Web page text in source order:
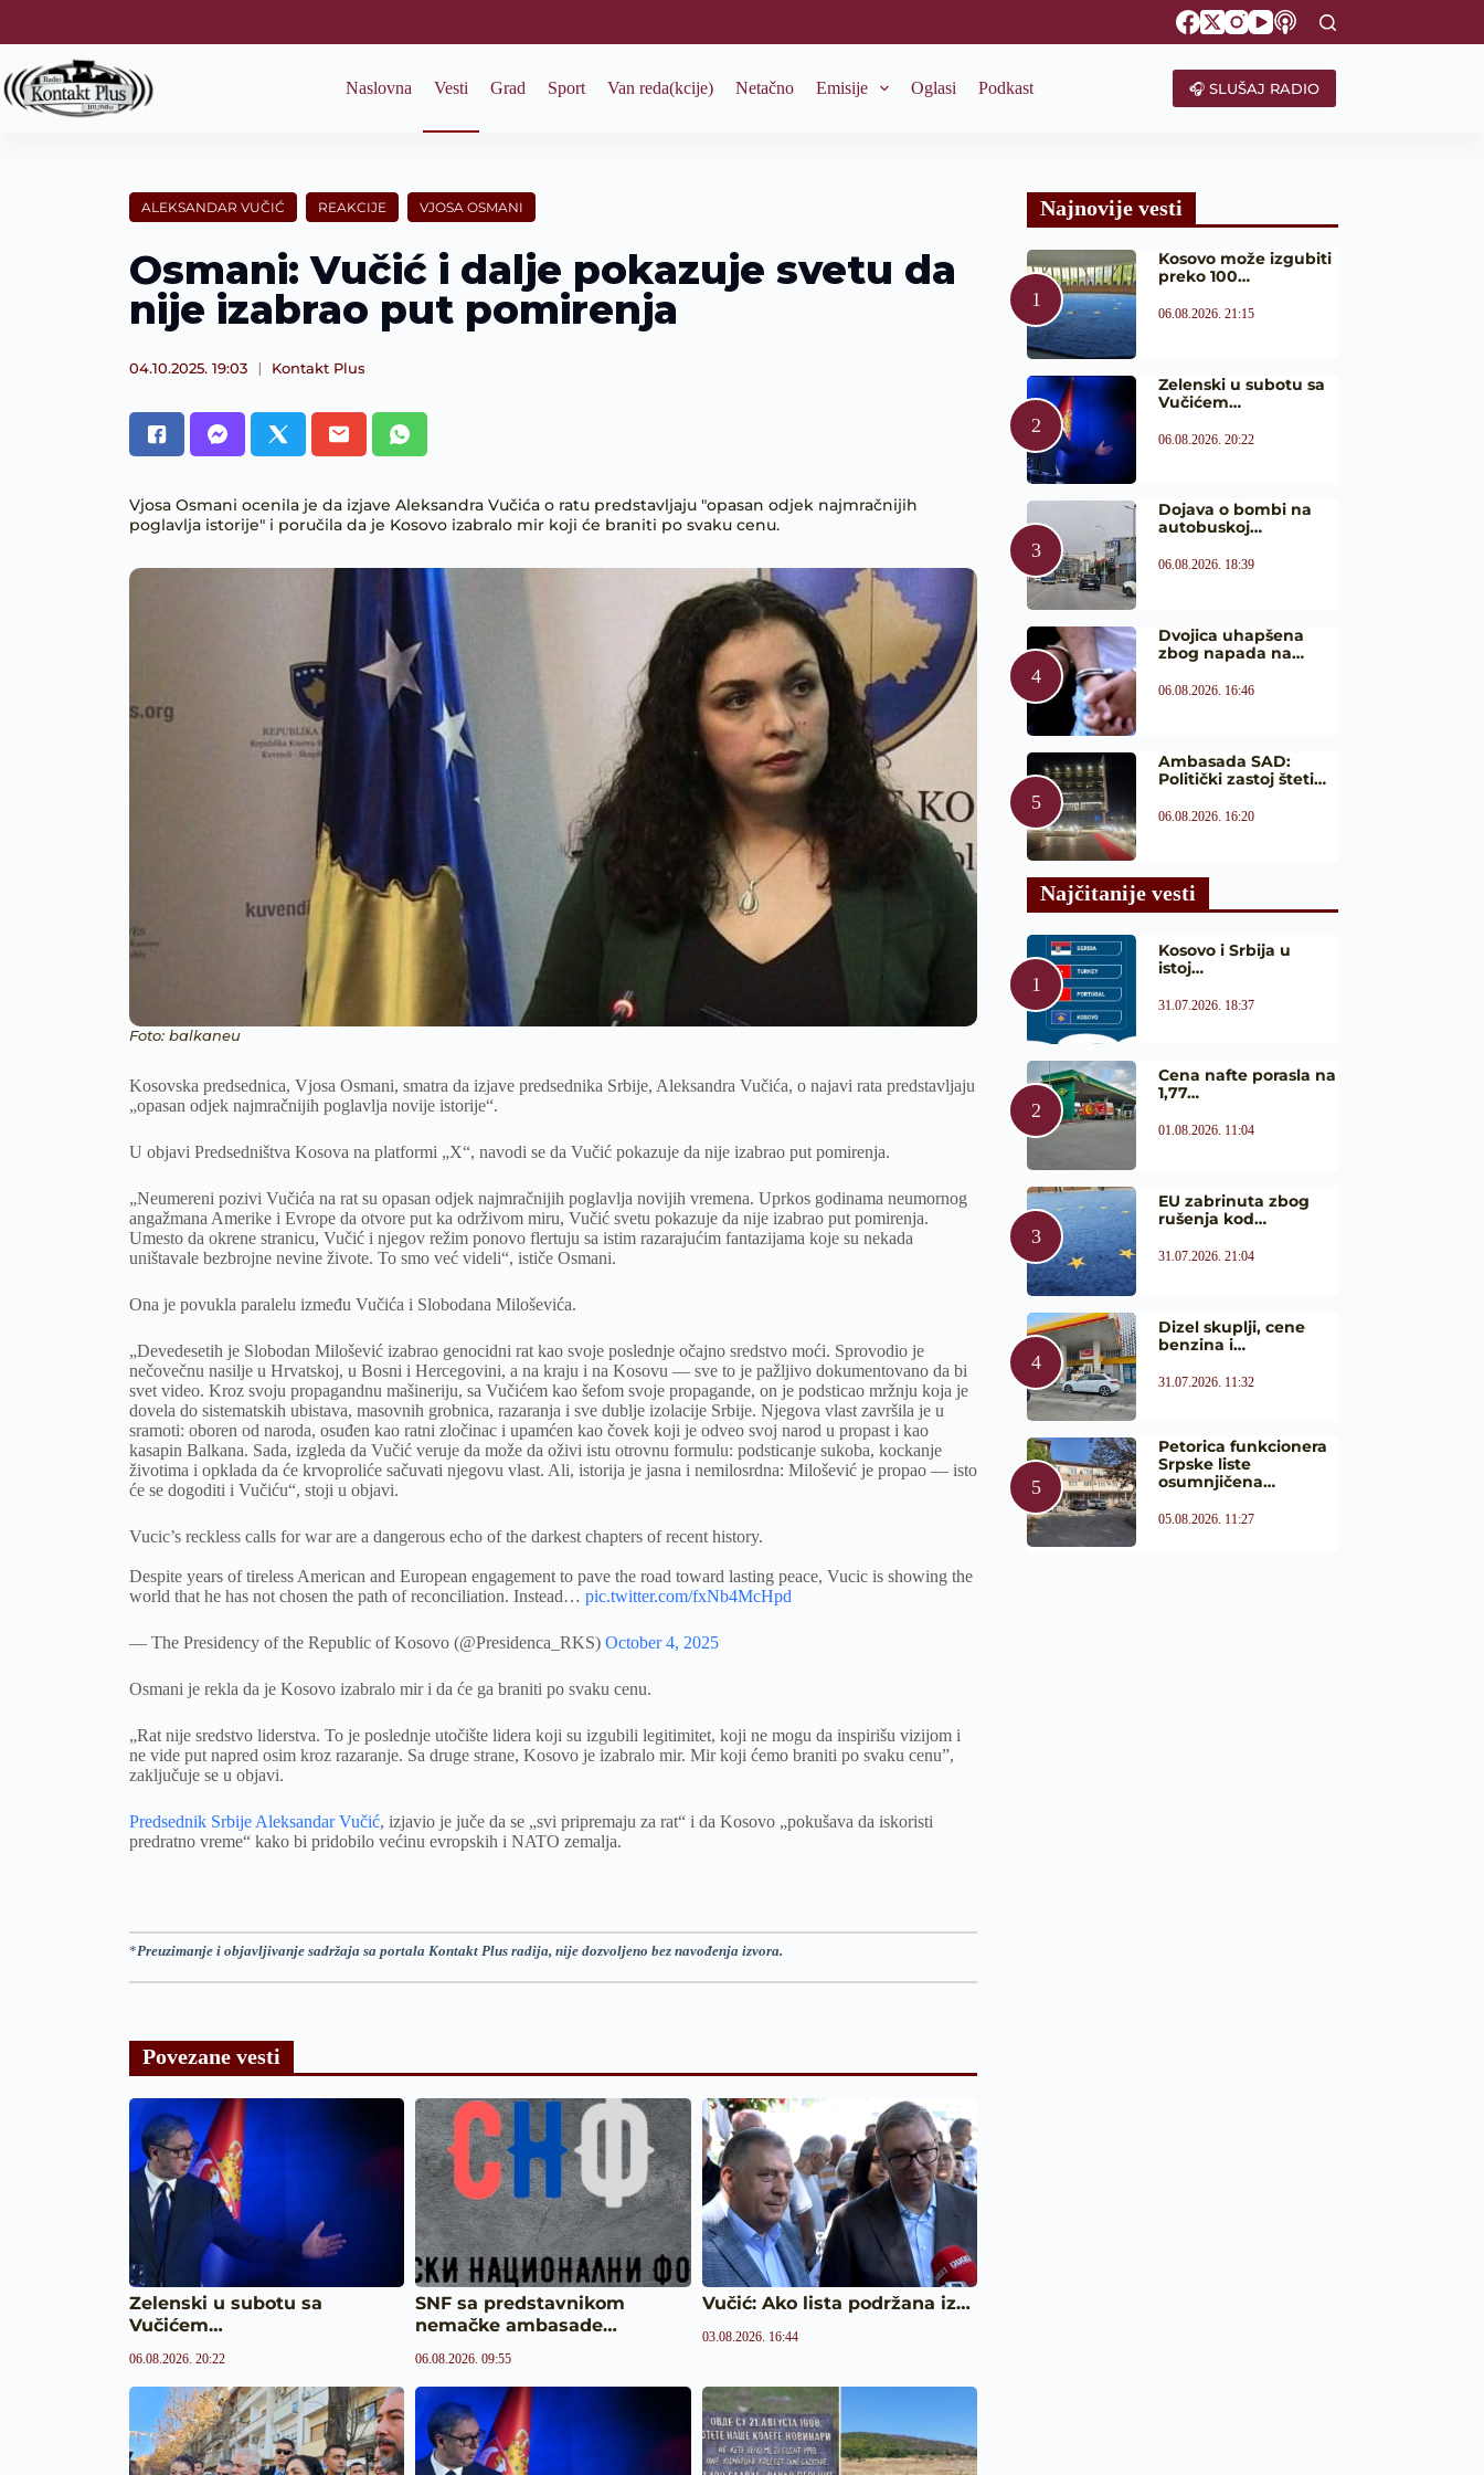
k
p
t
Naslovna Vesti Grad Sport Van reda(kcije) Netačno Emisije Oglasi Podkast 🎧 SLUŠAJ RADIO
ALEKSANDAR VUČIĆ REAKCIJE VJOSA OSMANI
Osmani: Vučić i dalje pokazuje svetu da
nije izabrao put pomirenja
04.10.2025. 19:03 Kontakt Plus
Vjosa Osmani ocenila je da izjave Aleksandra Vučića o ratu predstavljaju "opasan odjek najmračnijih
poglavlja istorije" i poručila da je Kosovo izabralo mir koji će braniti po svaku cenu.
Foto: balkaneu
Kosovska predsednica, Vjosa Osmani, smatra da izjave predsednika Srbije, Aleksandra Vučića, o najavi rata predstavljaju
„opasan odjek najmračnijih poglavlja novije istorije“.
U objavi Predsedništva Kosova na platformi „X“, navodi se da Vučić pokazuje da nije izabrao put pomirenja.
„Neumereni pozivi Vučića na rat su opasan odjek najmračnijih poglavlja novijih vremena. Uprkos godinama neumornog
angažmana Amerike i Evrope da otvore put ka održivom miru, Vučić svetu pokazuje da nije izabrao put pomirenja.
Umesto da okrene stranicu, Vučić i njegov režim ponovo flertuju sa istim razarajućim fantazijama koje su nekada
uništavale bezbrojne nevine živote. To smo već videli“, ističe Osmani.
Ona je povukla paralelu između Vučića i Slobodana Miloševića.
„Devedesetih je Slobodan Milošević izabrao genocidni rat kao svoje poslednje očajno sredstvo moći. Sprovodio je
nečovečnu nasilje u Hrvatskoj, u Bosni i Hercegovini, a na kraju i na Kosovu — sve to je pažljivo dokumentovano da bi
svet video. Kroz svoju propagandnu mašineriju, sa Vučićem kao šefom svoje propagande, on je podsticao mržnju koja je
dovela do sistematskih ubistava, masovnih grobnica, razaranja i sve dublje izolacije Srbije. Njegova vlast završila je u
sramoti: oboren od naroda, osuđen kao ratni zločinac i upamćen kao čovek koji je odveo svoj narod u propast i kao
kasapin Balkana. Sada, izgleda da Vučić veruje da može da oživi istu otrovnu formulu: podsticanje sukoba, kockanje
životima i opklada da će krvoproliće sačuvati njegovu vlast. Ali, istorija je jasna i nemilosrdna: Milošević je propao — isto
će se dogoditi i Vučiću“, stoji u objavi.
Vucic’s reckless calls for war are a dangerous echo of the darkest chapters of recent history.
Despite years of tireless American and European engagement to pave the road toward lasting peace, Vucic is showing the
world that he has not chosen the path of reconciliation. Instead… pic.twitter.com/fxNb4McHpd
— The Presidency of the Republic of Kosovo (@Presidenca_RKS) October 4, 2025
Osmani je rekla da je Kosovo izabralo mir i da će ga braniti po svaku cenu.
„Rat nije sredstvo liderstva. To je poslednje utočište lidera koji su izgubili legitimitet, koji ne mogu da inspirišu vizijom i
ne vide put napred osim kroz razaranje. Sa druge strane, Kosovo je izabralo mir. Mir koji ćemo braniti po svaku cenu”,
zaključuje se u objavi.
Predsednik Srbije Aleksandar Vučić, izjavio je juče da se „svi pripremaju za rat“ i da Kosovo „pokušava da iskoristi
predratno vreme“ kako bi pridobilo većinu evropskih i NATO zemalja.
*Preuzimanje i objavljivanje sadržaja sa portala Kontakt Plus radija, nije dozvoljeno bez navođenja izvora.
Povezane vesti
Zelenski u subotu sa
Vučićem…
06.08.2026. 20:22
SNF sa predstavnikom
nemačke ambasade…
06.08.2026. 09:55
Vučić: Ako lista podržana iz…
03.08.2026. 16:44
Najnovije vesti
Kosovo može izgubiti
preko 100…
06.08.2026. 21:15
Zelenski u subotu sa
Vučićem…
06.08.2026. 20:22
Dojava o bombi na
autobuskoj…
06.08.2026. 18:39
Dvojica uhapšena
zbog napada na…
06.08.2026. 16:46
Ambasada SAD:
Politički zastoj šteti…
06.08.2026. 16:20
Najčitanije vesti
Kosovo i Srbija u
istoj…
31.07.2026. 18:37
Cena nafte porasla na
1,77…
01.08.2026. 11:04
EU zabrinuta zbog
rušenja kod…
31.07.2026. 21:04
Dizel skuplji, cene
benzina i…
31.07.2026. 11:32
Petorica funkcionera
Srpske liste
osumnjičena…
05.08.2026. 11:27